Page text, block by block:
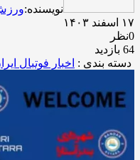
نویسنده:
۱۷ اسفند ۱۴۰۳
0نظر
64 بازدید
دسته بندی : اخبار فوتبال